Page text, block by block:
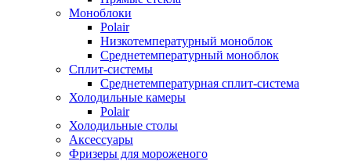
Моноблоки
Polair
Низкотемпературный моноблок
Среднетемпературный моноблок
Сплит-системы
Среднетемпературная сплит-система
Холодильные камеры
Polair
Холодильные столы
Аксессуары
Фризеры для мороженого